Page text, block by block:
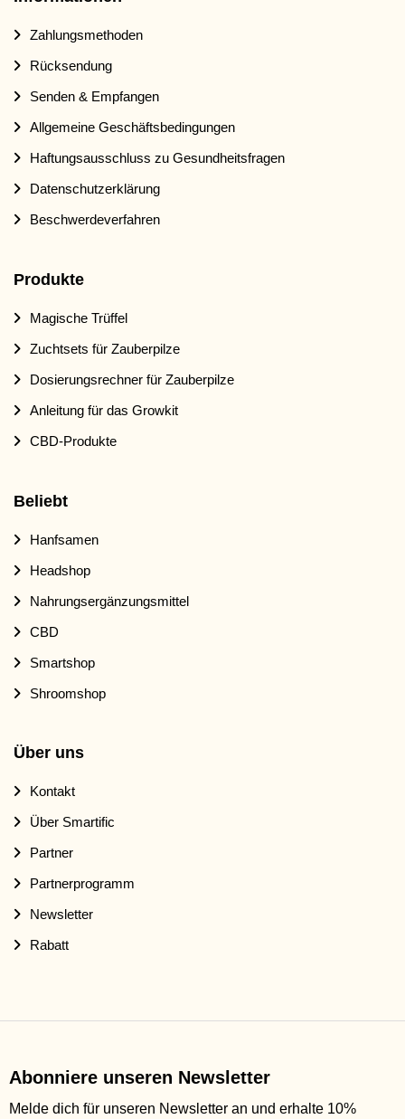
Zahlungsmethoden
Rücksendung
Senden & Empfangen
Allgemeine Geschäftsbedingungen
Haftungsausschluss zu Gesundheitsfragen
Datenschutzerklärung
Beschwerdeverfahren
Produkte
Magische Trüffel
Zuchtsets für Zauberpilze
Dosierungsrechner für Zauberpilze
Anleitung für das Growkit
CBD-Produkte
Beliebt
Hanfsamen
Headshop
Nahrungsergänzungsmittel
CBD
Smartshop
Shroomshop
Über uns
Kontakt
Über Smartific
Partner
Partnerprogramm
Newsletter
Rabatt
Abonniere unseren Newsletter
Melde dich für unseren Newsletter an und erhalte 10%